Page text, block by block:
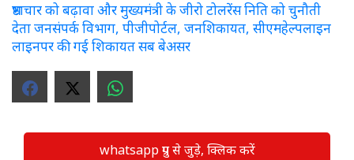
भ्रष्टाचार को बढ़ावा और मुख्यमंत्री के जीरो टोलरेंस निति को चुनौती
देता जनसंपर्क विभाग, पीजीपोर्टल, जनशिकायत, सीएमहेल्पलाइन
लाइनपर की गई शिकायत सब बेअसर
whatsapp ग्रुप से जुड़े, क्लिक करें